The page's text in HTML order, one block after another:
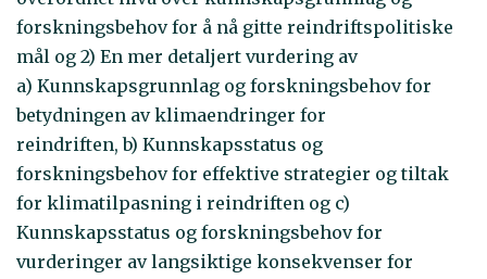
forskningsbehov for å nå gitte reindriftspolitiske
mål og 2) En mer detaljert vurdering av
a) Kunnskapsgrunnlag og forskningsbehov for
betydningen av klimaendringer for
reindriften, b) Kunnskapsstatus og
forskningsbehov for effektive strategier og tiltak
for klimatilpasning i reindriften og c)
Kunnskapsstatus og forskningsbehov for
vurderinger av langsiktige konsekvenser for